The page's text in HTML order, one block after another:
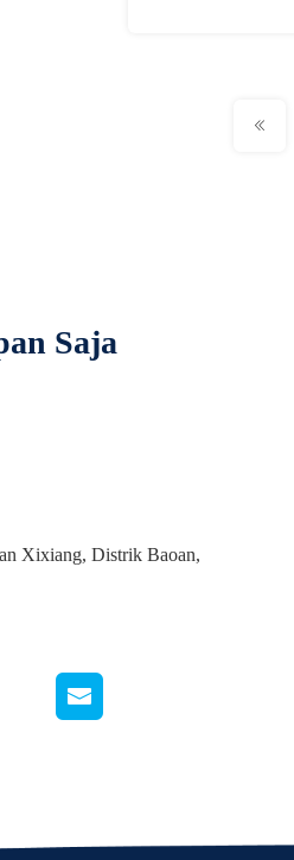
Saja
Xixiang, Distrik Baoan,